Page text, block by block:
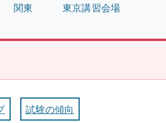
関東
東京講習会場
試験の傾向